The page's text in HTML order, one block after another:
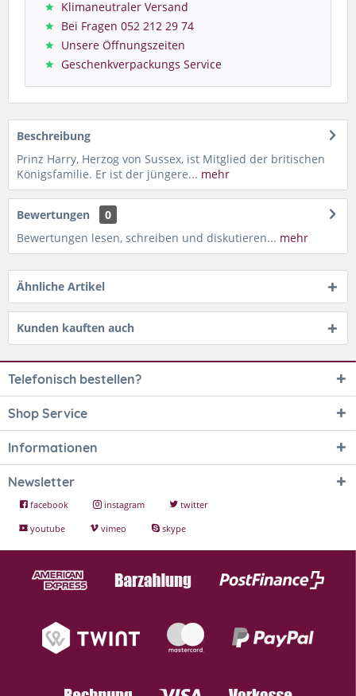
Klimaneutraler Versand
Bei Fragen 052 212 29 74
Unsere Öffnungszeiten
Geschenkverpackungs Service
Beschreibung
Prinz Harry, Herzog von Sussex, ist Mitglied der britischen
Königsfamilie. Er ist der jüngere... mehr
Bewertungen
0
Bewertungen lesen, schreiben und diskutieren... mehr
Ähnliche Artikel
Kunden kauften auch
Telefonisch bestellen?
Shop Service
Informationen
Newsletter
facebook instagram
twitter
youtube
vimeo skype